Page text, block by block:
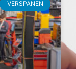
VERSPANEN